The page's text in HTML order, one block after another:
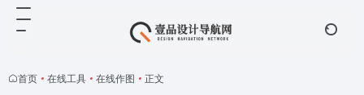
首页 • 在线工具 • 在线作图 • 正文